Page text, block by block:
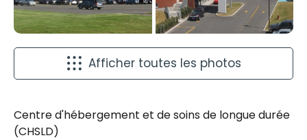
Afficher toutes les photos
Centre d'hébergement et de soins de longue durée
(CHSLD)